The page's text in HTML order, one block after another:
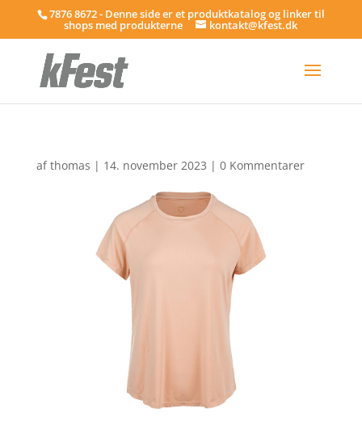
7876 8672 - Denne side er et produktkatalog og linker til
shops med produkterne kontakt@kfest.dk
afthomas | 14. november 2023 | 0 Kommentarer